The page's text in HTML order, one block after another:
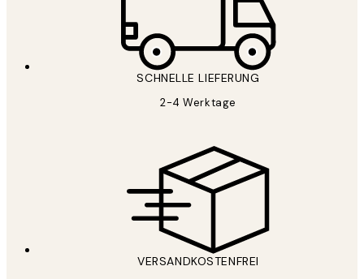
SCHNELLE LIEFERUNG
2-4 Werktage
VERSANDKOSTENFREI